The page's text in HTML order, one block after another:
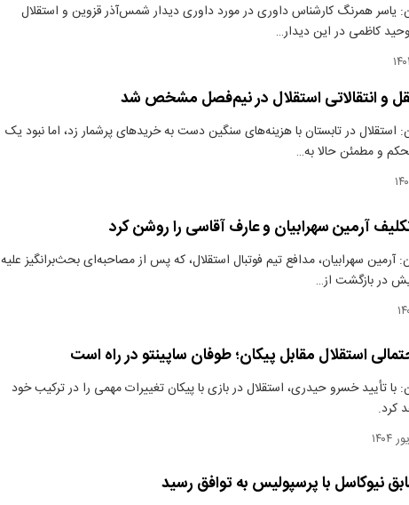
یاسر همرنگ کارشناس داوری در مورد داوری دیدار شمس‌آذر قزوین و استقلال
کاظمی در این دیدار…
و انتقالاتی استقلال در نیم‌فصل مشخص شد
استقلال در تابستان با هزینه‌های سنگین دست به خریدهای پرشمار زد، اما نبود یک
و مطمئن حالا به…
آرمین سهرابیان و عارف آقاسی را روشن کرد
آرمین سهرابیان، مدافع تیم فوتبال استقلال، که پس از مصاحبه‌ای بحث‌برانگیز علیه
در بازگشت از…
استقلال مقابل پیکان؛ طوفان ساپینتو در راه است
با تأیید خسرو حیدری، استقلال در بازی با پیکان تغییرات مهمی را در ترکیب خود
کرد.
نیوکاسل با پرسپولیس به توافق رسید